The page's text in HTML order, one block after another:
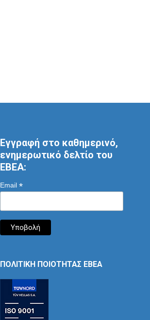
Εγγραφή στο καθημερινό,
ενημερωτικό δελτίο του
ΕΒΕΑ:
Email *
ΠΟΛΙΤΙΚΗ ΠΟΙΟΤΗΤΑΣ ΕΒΕΑ